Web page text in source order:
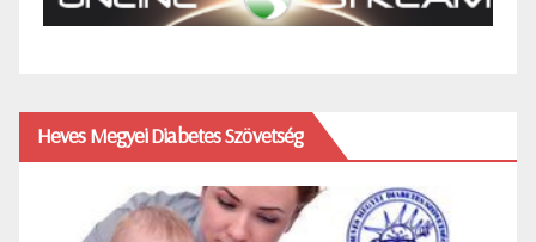
Heves Megyei Diabetes Szövetség